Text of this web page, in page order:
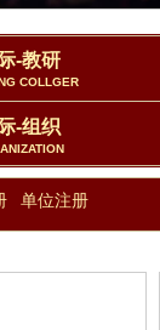
-教研
COLLGER
-组织
单位注册